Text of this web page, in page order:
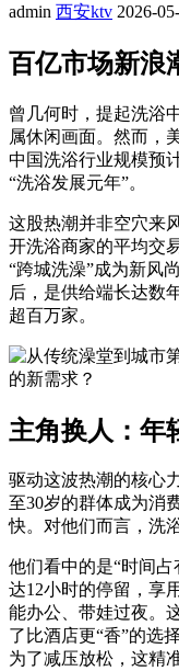
admin 西安ktv 2026-
百亿市场新浪
曾几何时，提起洗浴
属休闲画面。然而，
中国洗浴行业规模预
“洗浴发展元年”。
这股热潮并非空穴来
开洗浴商家的平均交
“跨城洗澡”成为新风
后，是供给端长达数
超百万家。
主角换人：年
驱动这波热潮的核心
至30岁的群体成为消
快。对他们而言，洗
他们看中的是“时间
达12小时的停留，享
能办公、带娃过夜。
了比酒店更“香”的选
为了减压放松，这精